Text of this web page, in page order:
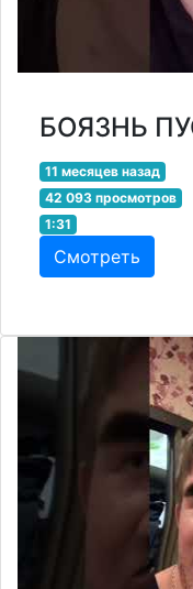
БОЯЗНЬ
11 месяцев назад
42 093 просмотров
1:31
Смотреть